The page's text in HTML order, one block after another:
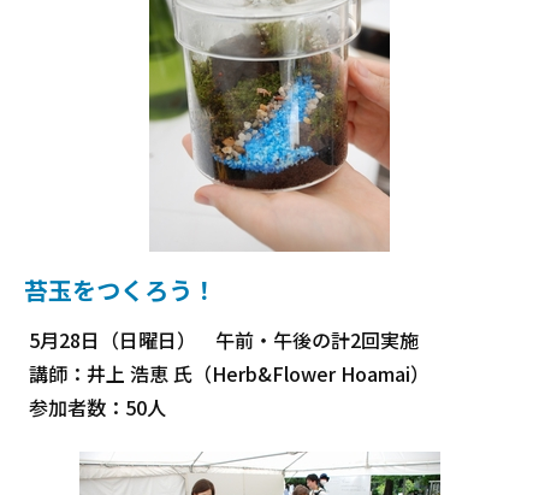
苔玉をつくろう！
5月28日（日曜日） 午前・午後の計2回実施
講師：井上 浩恵 氏（Herb&Flower Hoamai）
参加者数：50人